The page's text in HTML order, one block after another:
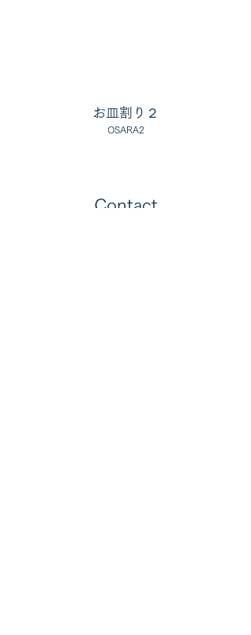
お皿割り２
OSARA2
Contact